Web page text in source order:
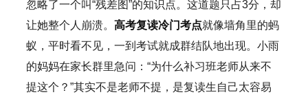
忽略了一个叫“残差图”的知识点。这道题只占3分，却
让她整个人崩溃。 高考复读冷门考点就像墙角里的蚂
蚁，平时看不见，一到考试就成群结队地出现。小雨
的妈妈在家长群里急问：“为什么补习班老师从来不
提这个？”其实不是老师不提，是复读生自己太容易